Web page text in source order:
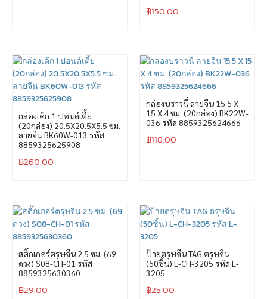
฿150.00
กล่องเค้ก 1 ปอนด์เตี้ย
(20กล่อง) 20.5X20.5X5.5 ซม.
ลายจีน BK60W-013 รหัส
8859325625908
฿260.00
กล่องบราวนี่ ลายจีน 15.5 X
15 X 4 ซม. (20กล่อง) BK22W-
036 รหัส 8859325624666
฿118.00
สติ๊กเกอร์ตรุษจีน 2.5 ซม. (69
ดวง) S08-CH-01 รหัส
8859325630360
฿29.00
ป้ายตรุษจีน TAG ตรุษจีน
(50ชิ้น) L-CH-3205 รหัส L-
3205
฿25.00